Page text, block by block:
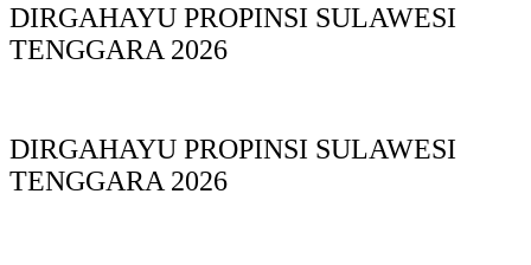
DIRGAHAYU PROPINSI SULAWESI
TENGGARA 2026
DIRGAHAYU PROPINSI SULAWESI
TENGGARA 2026